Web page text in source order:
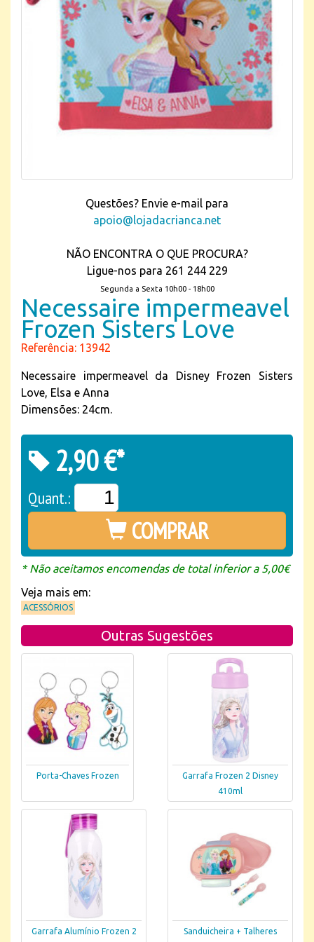
Questões? Envie e-mail para
apoio@lojadacrianca.net
NÃO ENCONTRA O QUE PROCURA?
Ligue-nos para 261 244 229
Segunda a Sexta 10h00 - 18h00
Necessaire impermeavel
Frozen Sisters Love
Referência: 13942
Necessaire impermeavel da Disney Frozen Sisters
Love, Elsa e Anna
Dimensões: 24cm.
2,90 €*
Quant.:
COMPRAR
* Não aceitamos encomendas de total inferior a 5,00€
Veja mais em:
ACESSÓRIOS
Outras Sugestões
Porta-Chaves Frozen
Garrafa Frozen 2 Disney
410ml
Garrafa Alumínio Frozen 2 Sanduicheira + Talheres